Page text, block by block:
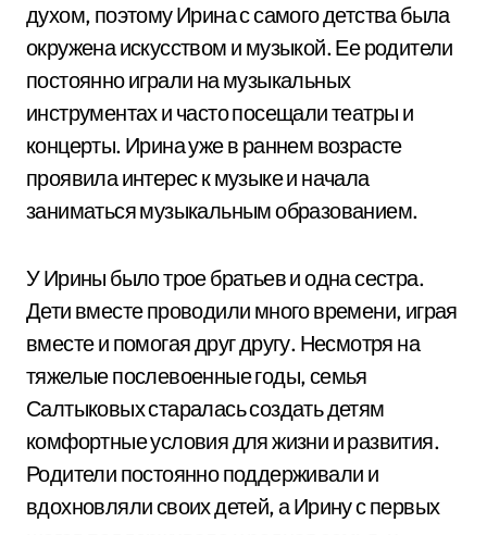
духом, поэтому Ирина с самого детства была
окружена искусством и музыкой. Ее родители
постоянно играли на музыкальных
инструментах и часто посещали театры и
концерты. Ирина уже в раннем возрасте
проявила интерес к музыке и начала
заниматься музыкальным образованием.
У Ирины было трое братьев и одна сестра.
Дети вместе проводили много времени, играя
вместе и помогая друг другу. Несмотря на
тяжелые послевоенные годы, семья
Салтыковых старалась создать детям
комфортные условия для жизни и развития.
Родители постоянно поддерживали и
вдохновляли своих детей, а Ирину с первых